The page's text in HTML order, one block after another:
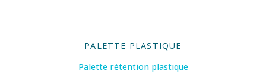
PALETTE PLASTIQUE
Palette rétention plastique